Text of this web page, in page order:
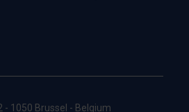
- 1050 Brussel - Belgium